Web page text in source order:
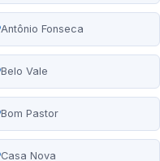
Antônio Fonseca
Belo Vale
Bom Pastor
Casa Nova